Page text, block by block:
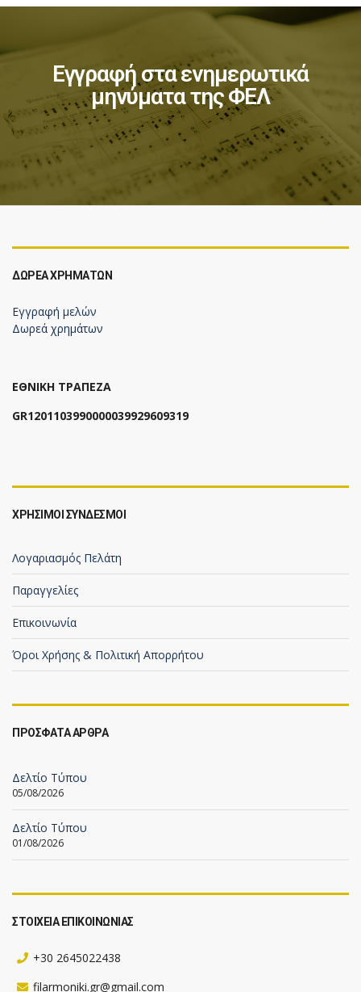
Εγγραφή στα ενημερωτικά
μηνύματα της ΦΕΛ
ΔΩΡΕΆ ΧΡΗΜΆΤΩΝ
Εγγραφή μελών
Δωρεά χρημάτων
ΕΘΝΙΚΗ ΤΡΑΠΕΖΑ
GR1201103990000039929609319
ΧΡΗΣΙΜΟΙ ΣΥΝΔΕΣΜΟΙ
Λογαριασμός Πελάτη
Παραγγελίες
Επικοινωνία
Όροι Χρήσης & Πολιτική Απορρήτου
ΠΡΟΣΦΑΤΑ ΑΡΘΡΑ
Δελτίο Τύπου
05/08/2026
Δελτίο Τύπου
01/08/2026
ΣΤΟΙΧΕΙΑ ΕΠΙΚΟΙΝΩΝΙΑΣ
+30 2645022438
filarmoniki.gr@gmail.com